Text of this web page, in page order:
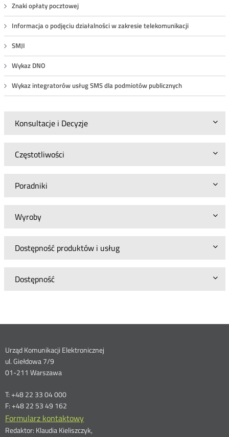
Znaki opłaty pocztowej
Informacja o podjęciu działalności w zakresie telekomunikacji
SMJI
Wykaz DNO
Wykaz integratorów usług SMS dla podmiotów publicznych
Konsultacje i Decyzje
Częstotliwości
Poradniki
Wyroby
Dostępność produktów i usług
Dostępność
Dane
kontaktowe
Urząd Komunikacji Elektronicznej
ul. Giełdowa 7/9
01-211 Warszawa
T: +48 22 33 04 000
F: +48 22 53 49 162
Formularz kontaktowy
Redaktor: Klaudia Kieliszczyk,